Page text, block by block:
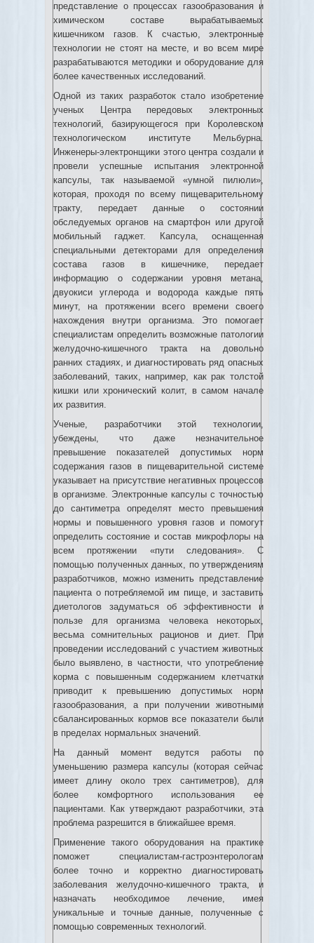
представление о процессах газообразования и
химическом составе вырабатываемых
кишечником газов. К счастью, электронные
технологии не стоят на месте, и во всем мире
разрабатываются методики и оборудование для
более качественных исследований.
Одной из таких разработок стало изобретение
ученых Центра передовых электронных
технологий, базирующегося при Королевском
технологическом институте Мельбурна.
Инженеры-электронщики этого центра создали и
провели успешные испытания электронной
капсулы, так называемой «умной пилюли»,
которая, проходя по всему пищеварительному
тракту, передает данные о состоянии
обследуемых органов на смартфон или другой
мобильный гаджет. Капсула, оснащенная
специальными детекторами для определения
состава газов в кишечнике, передает
информацию о содержании уровня метана,
двуокиси углерода и водорода каждые пять
минут, на протяжении всего времени своего
нахождения внутри организма. Это помогает
специалистам определить возможные патологии
желудочно-кишечного тракта на довольно
ранних стадиях, и диагностировать ряд опасных
заболеваний, таких, например, как рак толстой
кишки или хронический колит, в самом начале
их развития.
Ученые, разработчики этой технологии,
убеждены, что даже незначительное
превышение показателей допустимых норм
содержания газов в пищеварительной системе
указывает на присутствие негативных процессов
в организме. Электронные капсулы с точностью
до сантиметра определят место превышения
нормы и повышенного уровня газов и помогут
определить состояние и состав микрофлоры на
всем протяжении «пути следования». С
помощью полученных данных, по утверждениям
разработчиков, можно изменить представление
пациента о потребляемой им пище, и заставить
диетологов задуматься об эффективности и
пользе для организма человека некоторых,
весьма сомнительных рационов и диет. При
проведении исследований с участием животных
было выявлено, в частности, что употребление
корма с повышенным содержанием клетчатки
приводит к превышению допустимых норм
газообразования, а при получении животными
сбалансированных кормов все показатели были
в пределах нормальных значений.
На данный момент ведутся работы по
уменьшению размера капсулы (которая сейчас
имеет длину около трех сантиметров), для
более комфортного использования ее
пациентами. Как утверждают разработчики, эта
проблема разрешится в ближайшее время.
Применение такого оборудования на практике
поможет специалистам-гастроэнтерологам
более точно и корректно диагностировать
заболевания желудочно-кишечного тракта, и
назначать необходимое лечение, имея
уникальные и точные данные, полученные с
помощью современных технологий.